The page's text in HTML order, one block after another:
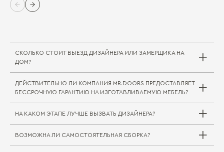
СКОЛЬКО СТОИТ ВЫЕЗД ДИЗАЙНЕРА ИЛИ ЗАМЕРЩИКА НА
ДОМ?
Выезд дизайнера/замерщика в компании
требуется выехать на отдаленное расстояние
за пределы города или в другой город/
регион, может взиматься плата за проезд
специалиста. Сама услуга замера при этом
бесплатна.
ДЕЙСТВИТЕЛЬНО ЛИ КОМПАНИЯ MR.DOORS ПРЕДОСТАВЛЯЕТ
БЕССРОЧНУЮ ГАРАНТИЮ НА ИЗГОТАВЛИВАЕМУЮ МЕБЕЛЬ?
Совершенно верно. На мебельные комплекты
для жилой и кухонной зоны Mr.Doors
НА КАКОМ ЭТАПЕ ЛУЧШЕ ВЫЗВАТЬ ДИЗАЙНЕРА?
ВОЗМОЖНА ЛИ САМОСТОЯТЕЛЬНАЯ СБОРКА?